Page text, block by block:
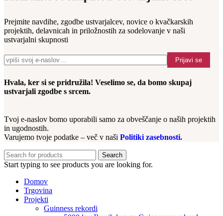
Prejmite navdihe, zgodbe ustvarjalcev, novice o kvačkarskih
projektih, delavnicah in priložnostih za sodelovanje v naši
ustvarjalni skupnosti
Prijavi se
Hvala, ker si se pridružila! Veselimo se, da bomo skupaj
ustvarjali zgodbe s srcem.
Tvoj e-naslov bomo uporabili samo za obveščanje o naših projektih
in ugodnostih.
Varujemo tvoje podatke – več v naši Politiki zasebnosti.
Search
Start typing to see products you are looking for.
Domov
Trgovina
Projekti
Guinness rekordi